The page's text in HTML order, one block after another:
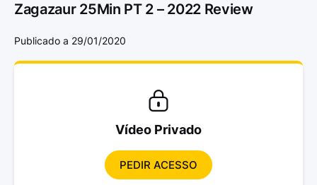
Zagazaur 25Min PT 2 – 2022 Review
Publicado a 29/01/2020
Vídeo Privado
PEDIR ACESSO